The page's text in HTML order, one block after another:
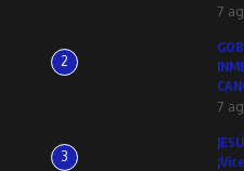
7
2
7
3